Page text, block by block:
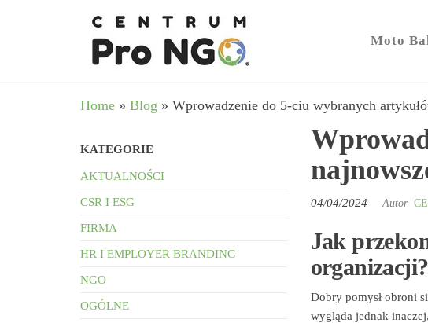
Moto
Home » Blog » Wprowadzenie do 5-ciu wybranych
04/04/2024 Autor
Jak
organizacji?
Dobry pomysł obroni
wygląda jednak
KATEGORIE
AKTUALNOŚCI
CSR I ESG
FIRMA
HR I EMPLOYER BRANDING
NGO
OGÓLNE